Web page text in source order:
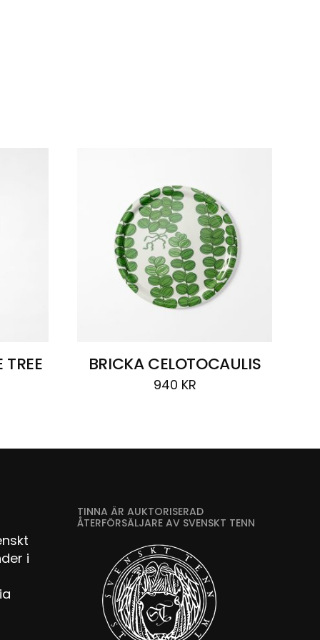
TREE BRICKA CELOTOCAULIS
940 KR
i
TINNA ÄR AUKTORISERAD
ÅTERFÖRSÄLJARE AV SVENSKT TENN